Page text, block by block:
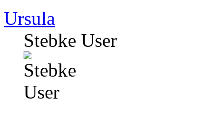
Ursula
Stebke User